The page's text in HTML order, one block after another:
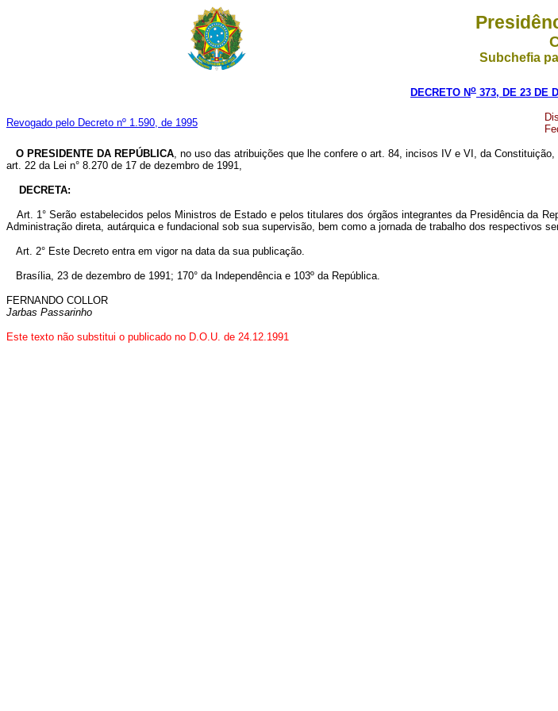
Subchefia
DECRETO No 373, DE 23 DE
Revogado pelo Decreto nº 1.590, de 1995
O PRESIDENTE DA REPÚBLICA, no uso das atribuições que lhe confere o art. 84, incisos IV e VI, da
art. 22 da Lei n° 8.270 de 17 de dezembro de 1991,
DECRETA:
Art. 1° Serão estabelecidos pelos Ministros de Estado e pelos titulares dos órgãos integrantes da Presidência da
Administração direta, autárquica e fundacional sob sua supervisão, bem como a jornada de trabalho dos respectivos
Art. 2° Este Decreto entra em vigor na data da sua publicação.
Brasília, 23 de dezembro de 1991; 170° da Independência e 103º da República.
FERNANDO COLLOR
Jarbas Passarinho
Este texto não substitui o publicado no D.O.U. de 24.12.1991